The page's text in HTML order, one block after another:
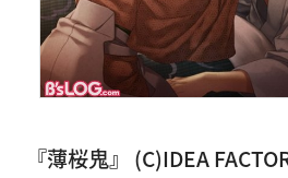
『薄桜鬼』 (C)IDEA